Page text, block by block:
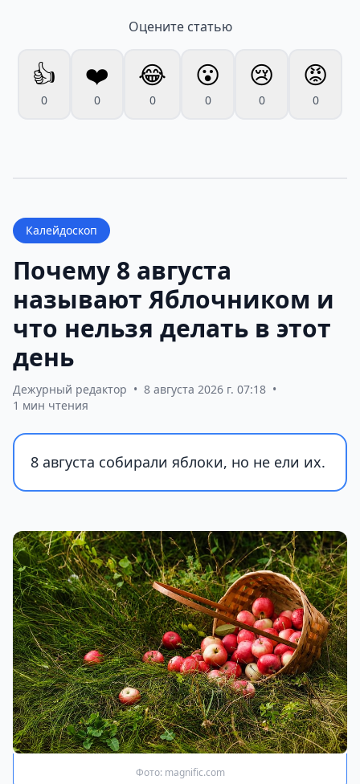
Оцените статью
👍
0
❤️
0
😂
0
😮
0
😢
0
😡
0
Калейдоскоп
Почему 8 августа
называют Яблочником и
что нельзя делать в этот
день
Дежурный редактор • 8 августа 2026 г. 07:18 •
1 мин чтения
8 августа собирали яблоки, но не ели их.
Фото: magnific.com